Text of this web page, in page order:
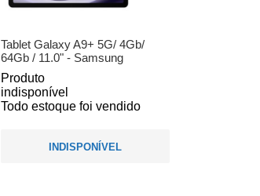
Tablet Galaxy A9+ 5G/ 4Gb/
64Gb / 11.0" - Samsung
Produto
indisponível
Todo estoque foi vendido
INDISPONÍVEL